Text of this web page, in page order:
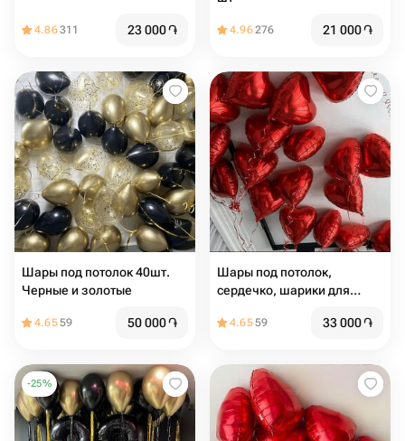
4.86311 23 000֏ 4.96276 21 000֏
Шары под потолок 40шт.
Черные и золотые
4.6559 50 000֏
Шары под потолок,
сердечко, шарики для
4.6559 33 000֏
-25%